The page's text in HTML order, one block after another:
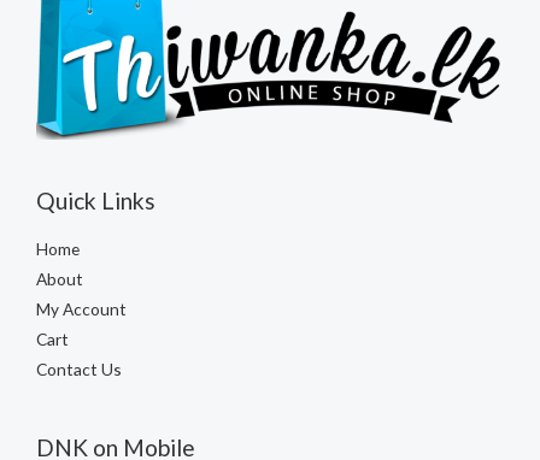
Quick Links
Home
About
My Account
Cart
Contact Us
DNK on Mobile